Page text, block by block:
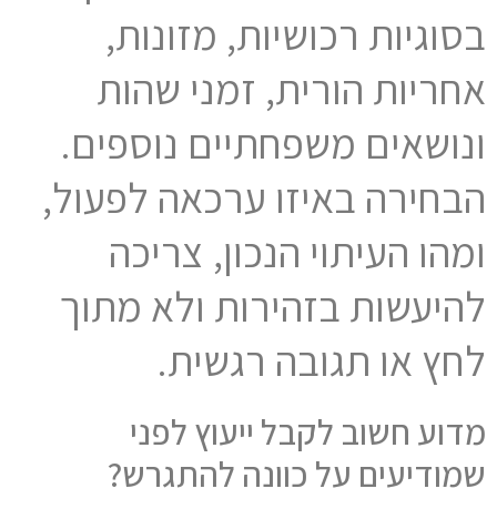
בסוגיות רכושיות, מזונות,
אחריות הורית, זמני שהות
ונושאים משפחתיים נוספים.
הבחירה באיזו ערכאה לפעול,
ומהו העיתוי הנכון, צריכה
להיעשות בזהירות ולא מתוך
לחץ או תגובה רגשית.
מדוע חשוב לקבל ייעוץ לפני
שמודיעים על כוונה להתגרש?